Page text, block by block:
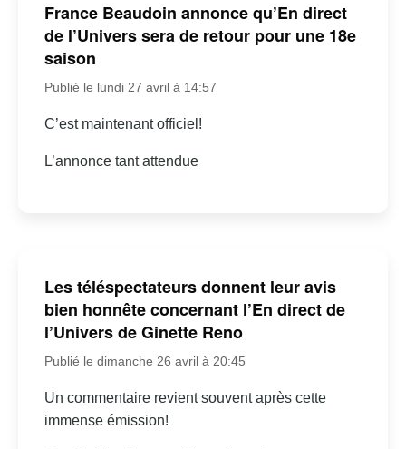
France Beaudoin annonce qu’En direct
de l’Univers sera de retour pour une 18e
saison
Publié le lundi 27 avril à 14:57
C’est maintenant officiel!
L’annonce tant attendue
Les téléspectateurs donnent leur avis
bien honnête concernant l’En direct de
l’Univers de Ginette Reno
Publié le dimanche 26 avril à 20:45
Un commentaire revient souvent après cette
immense émission!